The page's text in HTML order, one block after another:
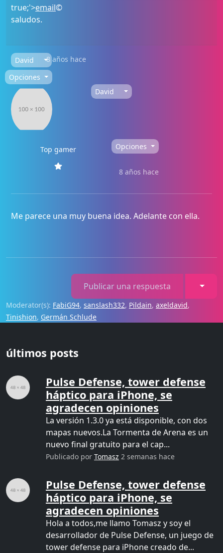
true;'>email©
saludos.
David
8 años hace
Opciones
David
Top gamer Opciones
8 años hace
Me parece una muy buena idea. Adelante con ella.
Publicar una respuesta
Moderator(s): FabiG94, sanslash332, Pildain, axeldavid,
Tinishion, Germán Schlude
últimos posts
Pulse Defense, tower defense
háptico para iPhone, se
agradecen opiniones
La versión 1.3.0 ya está disponible, con dos
mapas nuevos.La Tormenta de Arena es un
nuevo final gratuito para el cap...
Publicado por Tomasz 2 semanas hace
Pulse Defense, tower defense
háptico para iPhone, se
agradecen opiniones
Hola a todos,me llamo Tomasz y soy el
desarrollador de Pulse Defense, un juego de
tower defense para iPhone creado de...